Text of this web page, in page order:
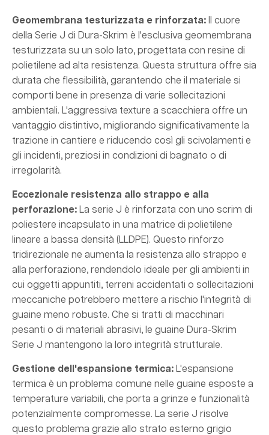
Geomembrana testurizzata e rinforzata:
Il cuore
della Serie J di Dura-Skrim è l'esclusiva geomembrana
testurizzata su un solo lato, progettata con resine di
polietilene ad alta resistenza. Questa struttura offre sia
durata che flessibilità, garantendo che il materiale si
comporti bene in presenza di varie sollecitazioni
ambientali. L'aggressiva texture a scacchiera offre un
vantaggio distintivo, migliorando significativamente la
trazione in cantiere e riducendo così gli scivolamenti e
gli incidenti, preziosi in condizioni di bagnato o di
irregolarità.
Eccezionale resistenza allo strappo e alla
perforazione: La serie J è rinforzata con uno scrim di
poliestere incapsulato in una matrice di polietilene
lineare a bassa densità (LLDPE). Questo rinforzo
tridirezionale ne aumenta la resistenza allo strappo e
alla perforazione, rendendolo ideale per gli ambienti in
cui oggetti appuntiti, terreni accidentati o sollecitazioni
meccaniche potrebbero mettere a rischio l'integrità di
guaine meno robuste. Che si tratti di macchinari
pesanti o di materiali abrasivi, le guaine Dura-Skrim
Serie J mantengono la loro integrità strutturale.
Gestione dell'espansione termica: L'espansione
termica è un problema comune nelle guaine esposte a
temperature variabili, che porta a grinze e funzionalità
potenzialmente compromesse. La serie J risolve
questo problema grazie allo strato esterno grigio